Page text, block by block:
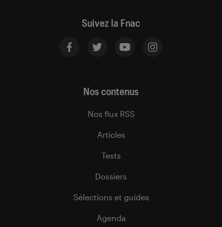
Suivez la Fnac
Nos contenus
Nos flux RSS
Articles
Tests
Dossiers
Sélections et guides
Agenda